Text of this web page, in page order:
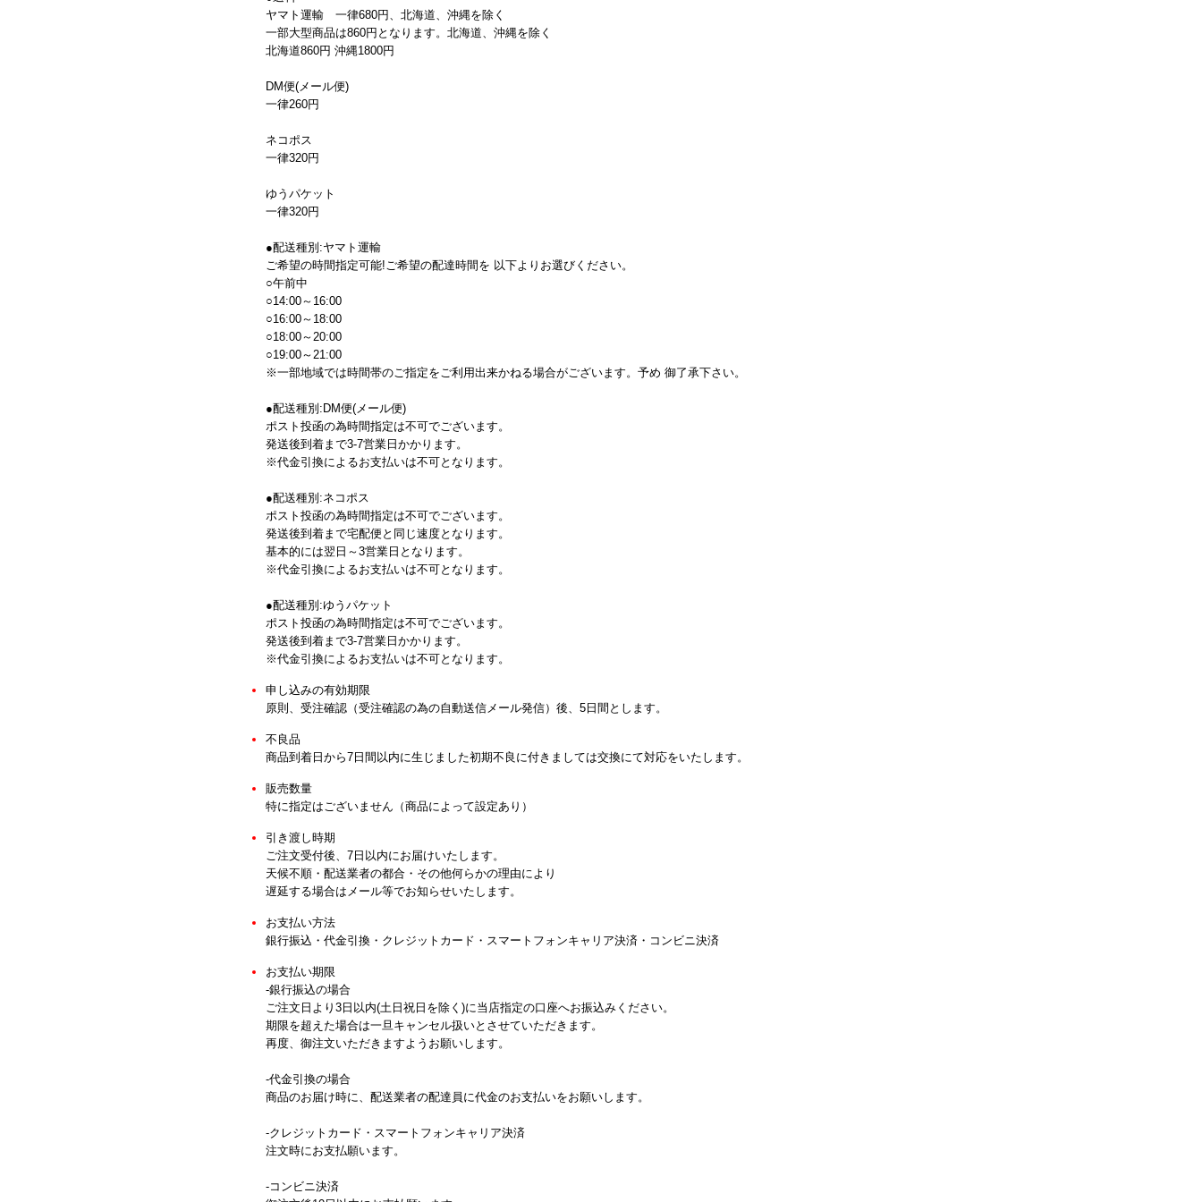
ヤマト運輸 一律680円、北海道、沖縄を除く
一部大型商品は860円となります。北海道、沖縄を除く
北海道860円 沖縄1800円
DM便(メール便)
一律260円
ネコポス
一律320円
ゆうパケット
一律320円
●配送種別:ヤマト運輸
ご希望の時間指定可能!ご希望の配達時間を 以下よりお選びください。
○午前中
○14:00～16:00
○16:00～18:00
○18:00～20:00
○19:00～21:00
※一部地域では時間帯のご指定をご利用出来かねる場合がございます。予め 御了承下さい。
●配送種別:DM便(メール便)
ポスト投函の為時間指定は不可でございます。
発送後到着まで3-7営業日かかります。
※代金引換によるお支払いは不可となります。
●配送種別:ネコポス
ポスト投函の為時間指定は不可でございます。
発送後到着まで宅配便と同じ速度となります。
基本的には翌日～3営業日となります。
※代金引換によるお支払いは不可となります。
●配送種別:ゆうパケット
ポスト投函の為時間指定は不可でございます。
発送後到着まで3-7営業日かかります。
※代金引換によるお支払いは不可となります。
申し込みの有効期限
原則、受注確認（受注確認の為の自動送信メール発信）後、5日間とします。
不良品
商品到着日から7日間以内に生じました初期不良に付きましては交換にて対応をいたします。
販売数量
特に指定はございません（商品によって設定あり）
引き渡し時期
ご注文受付後、7日以内にお届けいたします。
天候不順・配送業者の都合・その他何らかの理由により
遅延する場合はメール等でお知らせいたします。
お支払い方法
銀行振込・代金引換・クレジットカード・スマートフォンキャリア決済・コンビニ決済
お支払い期限
-銀行振込の場合
ご注文日より3日以内(土日祝日を除く)に当店指定の口座へお振込みください。
期限を超えた場合は一旦キャンセル扱いとさせていただきます。
再度、御注文いただきますようお願いします。
-代金引換の場合
商品のお届け時に、配送業者の配達員に代金のお支払いをお願いします。
-クレジットカード・スマートフォンキャリア決済
注文時にお支払願います。
-コンビニ決済